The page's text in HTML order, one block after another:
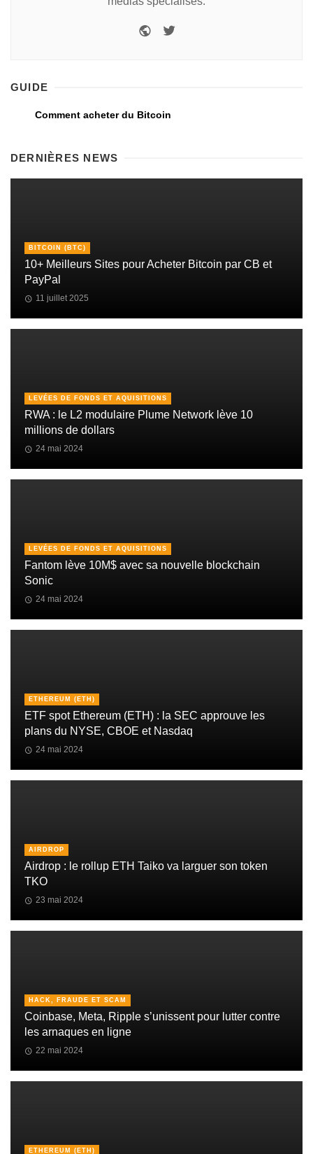
GUIDE
Comment acheter du Bitcoin
DERNIÈRES NEWS
BITCOIN (BTC)
10+ Meilleurs Sites pour Acheter Bitcoin par CB et
PayPal
11 juillet 2025
LEVÉES DE FONDS ET AQUISITIONS
RWA : le L2 modulaire Plume Network lève 10
millions de dollars
24 mai 2024
LEVÉES DE FONDS ET AQUISITIONS
Fantom lève 10M$ avec sa nouvelle blockchain
Sonic
24 mai 2024
ETHEREUM (ETH)
ETF spot Ethereum (ETH) : la SEC approuve les
plans du NYSE, CBOE et Nasdaq
24 mai 2024
AIRDROP
Airdrop : le rollup ETH Taiko va larguer son token
TKO
23 mai 2024
HACK, FRAUDE ET SCAM
Coinbase, Meta, Ripple s’unissent pour lutter contre
les arnaques en ligne
22 mai 2024
ETHEREUM (ETH)